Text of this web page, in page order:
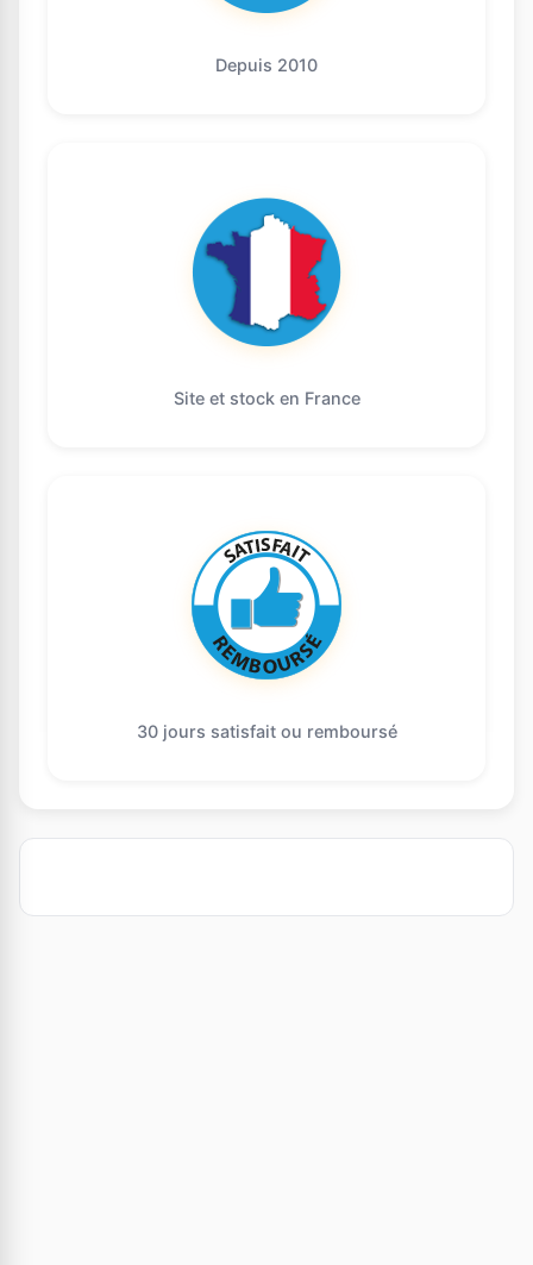
Depuis 2010
Site et stock en France
30 jours satisfait ou remboursé